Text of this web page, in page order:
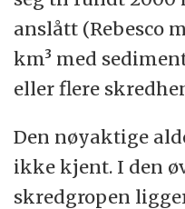
anslått (Rebesco
km³ med
eller flere
Den nøyaktige
ikke kjent. I den
skredgropen